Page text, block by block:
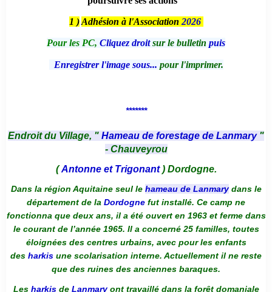
1 ) Adhésion à l'Association 2026
Pour les PC, Cliquez droitsur le bulletin puis
Enregistrer l'image sous... pour l'imprimer.
*******
Endroit du Village, " Hameau de forestage de Lanmary "
- Chauveyrou
(Antonne et Trigonant) Dordogne.
Dans la région Aquitaine seul le hameau de Lanmarydans le
département de la Dordogne fut installé. Ce camp ne
fonctionna que deux ans, il a été ouvert en 1963 et ferme dans
le courant de l’année 1965. Il a concerné 25 familles, toutes
éloignées des centres urbains, avec pour les enfants
des harkis une scolarisation interne. Actuellement il ne reste
que des ruines des anciennes baraques.
Les harkis de Lanmaryont travaillé dans la forêt domaniale